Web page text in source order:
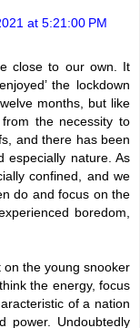
at 5:21:00 PM
close to our own. It
the lockdown
months, but like
the necessity to
and there has been
especially nature. As
confined, and we
do and focus on the
boredom,
the young snooker
the energy, focus
of a nation
power. Undoubtedly